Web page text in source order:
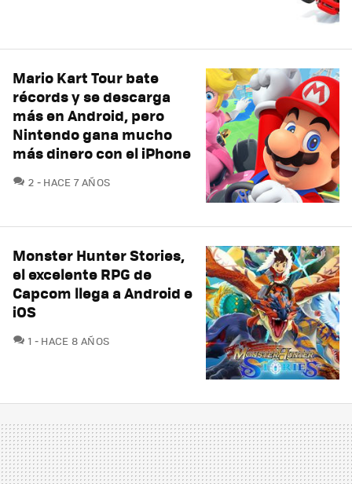
Mario Kart Tour bate
récords y se descarga
más en Android, pero
Nintendo gana mucho
más dinero con el iPhone
2 COMENTARIOS
HACE 7 AÑOS
Monster Hunter Stories,
el excelente RPG de
Capcom llega a Android e
iOS
1 COMENTARIOS
HACE 8 AÑOS